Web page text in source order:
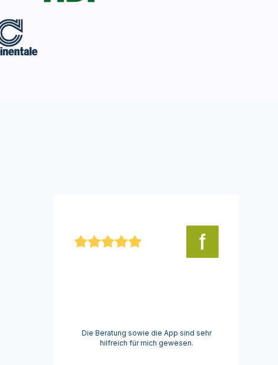
Die Beratung sowie die App sind sehr
hilfreich für mich gewesen.